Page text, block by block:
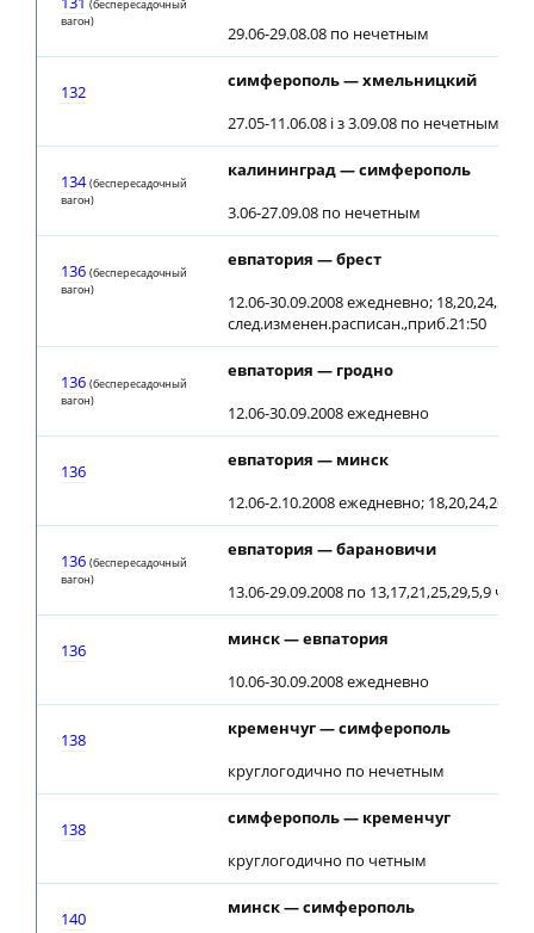
(беспересадочный
вагон)
29.06-29.08.08 по нечетным
132
симферополь — хмельницкий
27.05-11.06.08 і з 3.09.08 по нечетным;
134 (беспересадочный
вагон)
калининград — симферополь
3.06-27.09.08 по нечетным
136 (беспересадочный
вагон)
евпатория — брест
12.06-30.09.2008 ежедневно;
след.изменен.расписан.,приб.21:50
136 (беспересадочный
вагон)
евпатория — гродно
12.06-30.09.2008 ежедневно
136
евпатория — минск
12.06-2.10.2008 ежедневно;
136 (беспересадочный
вагон)
евпатория — барановичи
13.06-29.09.2008 по 13,17,21,25,29,5,9
136
минск — евпатория
10.06-30.09.2008 ежедневно
138
кременчуг — симферополь
круглогодично по нечетным
138
симферополь — кременчуг
круглогодично по четным
140
минск — симферополь